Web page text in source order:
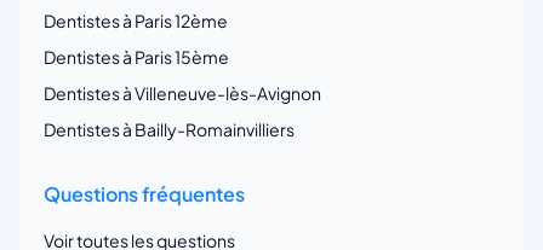
Dentistes à Paris 12ème
Dentistes à Paris 15ème
Dentistes à Villeneuve-lès-Avignon
Dentistes à Bailly-Romainvilliers
Questions fréquentes
Voir toutes les questions